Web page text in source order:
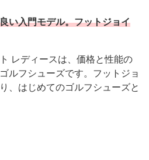
い入門モデル。フットジョイ
レディースは、価格と性能の
ルフシューズです。フットジョ
、はじめてのゴルフシューズと